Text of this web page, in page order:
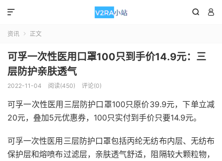
 

资讯  正文
可孚一次性医用口罩100只到手价14.9元：三
层防护亲肤透气
2022-11-04 阅读(450) 评论(0)
可孚一次性医用三层防护口罩100只原价39.9元，下单立减
20元，叠加5元优惠券，100只实付到手价只要14.9元。
可孚一次性医用三层防护口罩包括丙纶无纺布内层、无纺布
保护层和熔喷布过滤层，亲肤透气舒适，阻隔较大颗粒物，